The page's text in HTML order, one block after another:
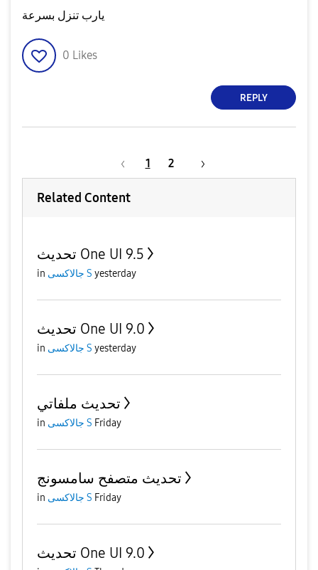
يارب تنزل بسرعة
0 Likes
REPLY
1 2
Related Content
تحديث One UI 9.5
in جالاكسى S yesterday
تحديث One UI 9.0
in جالاكسى S yesterday
تحديث ملفاتي
in جالاكسى S Friday
تحديث متصفح سامسونج
in جالاكسى S Friday
تحديث One UI 9.0